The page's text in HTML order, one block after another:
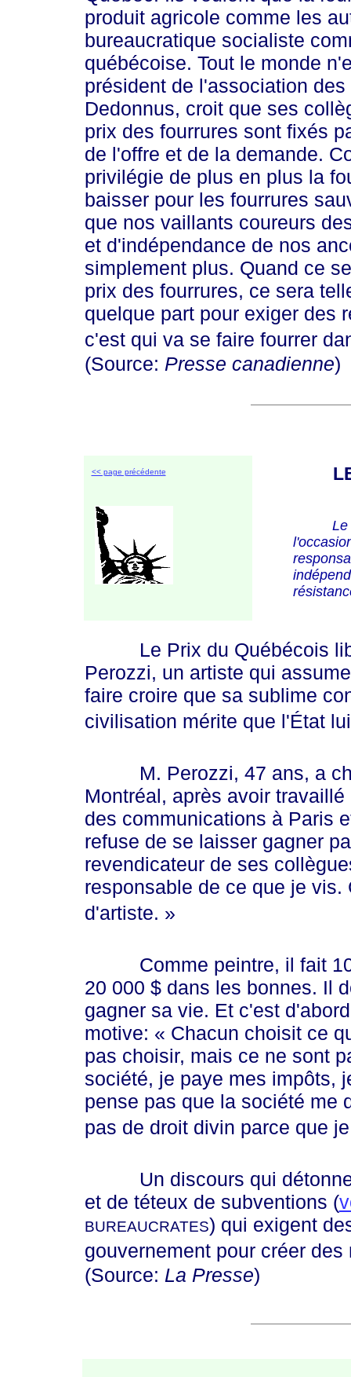
produit agricole comme les
bureaucratique socialiste
québécoise. Tout le monde
président de l'association
Dedonnus, croit que ses
prix des fourrures sont fixés
de l'offre et de la demande.
privilégie de plus en plus la
baisser pour les fourrures
que nos vaillants coureurs
et d'indépendance de nos
simplement plus. Quand ce
prix des fourrures, ce sera
quelque part pour exiger des
c'est qui va se faire fourrer
(Source: Presse canadienne)
<< page précédente
Le
Le Prix du Québécois
Perozzi, un artiste qui
faire croire que sa sublime
civilisation mérite que l'État
M. Perozzi, 47 ans, a
Montréal, après avoir
des communications à Paris
refuse de se laisser gagner
revendicateur de ses
responsable de ce que je
d'artiste. »
Comme peintre, il fait
20 000 $dans les bonnes. Il
gagner sa vie. Et c'est
motive: « Chacun choisit ce
pas choisir, mais ce ne sont
société, je paye mes impôts,
pense pas que la société me
pas de droit divin parce que
Un discours qui détonne
et de téteux de subventions (
BUREAUCRATES) qui exigent
gouvernement pour créer
(Source: La Presse)